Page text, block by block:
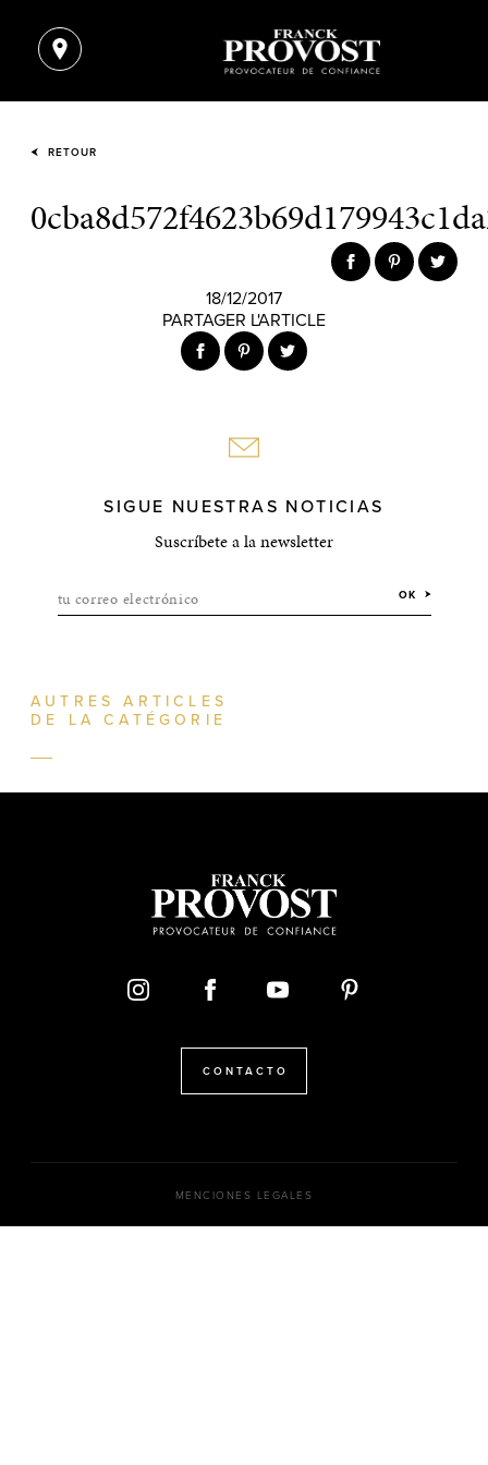
RETOUR
18/12/2017
PARTAGER L'ARTICLE
SIGUE NUESTRAS NOTICIAS
Suscríbete a la newsletter
tu correo electrónico OK
AUTRES ARTICLES
DE LA CATÉGORIE
CONTACTO
MENCIONES LEGALES